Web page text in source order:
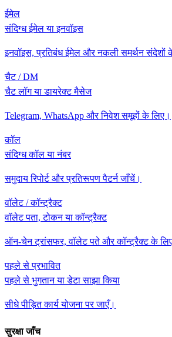
ईमेल
संदिग्ध ईमेल या इनवॉइस
इनवॉइस, प्रतिबंध ईमेल और नकली समर्थन संदेशों
चैट / DM
चैट लॉग या डायरेक्ट मैसेज
Telegram, WhatsApp और निवेश समूहों के लिए।
कॉल
संदिग्ध कॉल या नंबर
समुदाय रिपोर्ट और प्रतिरूपण पैटर्न जाँचें।
वॉलेट / कॉन्ट्रैक्ट
वॉलेट पता, टोकन या कॉन्ट्रैक्ट
ऑन-चेन ट्रांसफर, वॉलेट पते और कॉन्ट्रैक्ट के
पहले से प्रभावित
पहले से भुगतान या डेटा साझा किया
सीधे पीड़ित कार्य योजना पर जाएँ।
सुरक्षा जाँच